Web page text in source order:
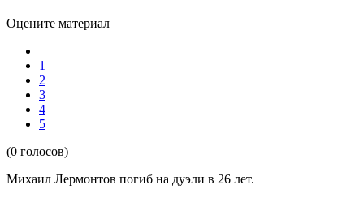
Оцените материал
1
2
3
4
5
(0 голосов)
Михаил Лермонтов погиб на дуэли в 26 лет.